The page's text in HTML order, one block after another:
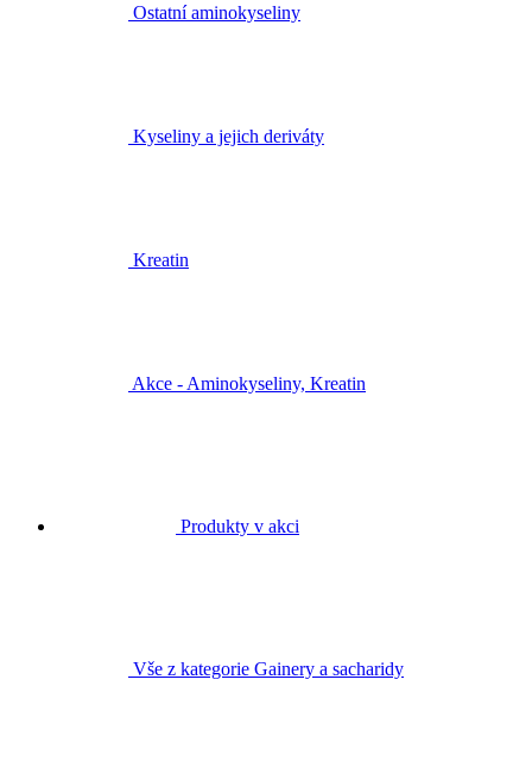
Ostatní aminokyseliny
Kyseliny a jejich deriváty
Kreatin
Akce - Aminokyseliny, Kreatin
Produkty v akci
Vše z kategorie Gainery a sacharidy